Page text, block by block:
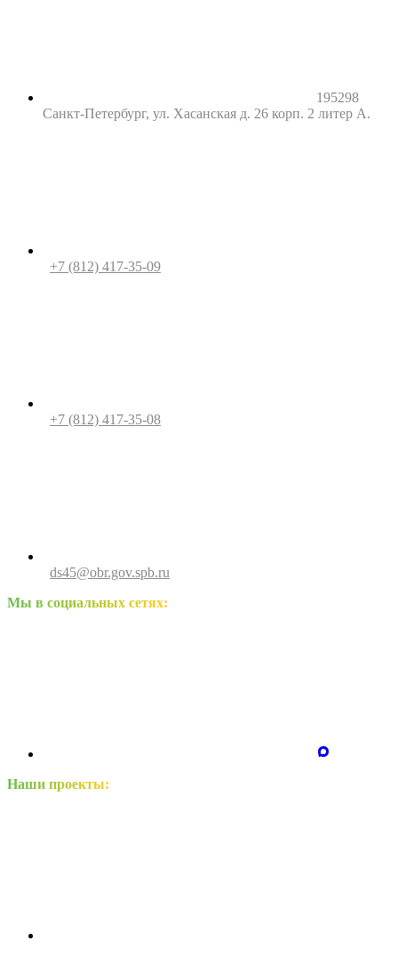
195298
Санкт-Петербург, ул. Хасанская д. 26 корп. 2 литер А.
+7 (812) 417-35-09
+7 (812) 417-35-08
ds45@obr.gov.spb.ru
Мы в социальных сетях:
Наши проекты: